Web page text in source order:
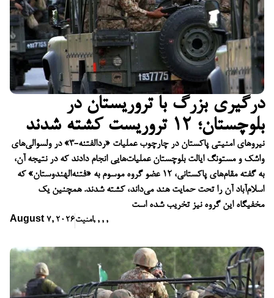
درگیری بزرگ با تروریستان در
بلوچستان؛ ۱۲ تروریست کشته شدند
نیروهای امنیتی پاکستان در چارچوب عملیات «ردالفتنه-۳» در ولسوالی‌های
واشک و مستونگ ایالت بلوچستان عملیات‌هایی انجام دادند که در نتیجه آن،
به گفته مقام‌های پاکستانی، ۱۲ عضو گروه موسوم به «فتنه‌الهندوستان» که
اسلام‌آباد آن را تحت حمایت هند می‌داند، کشته شدند. همچنین یک
مخفیگاه این گروه نیز تخریب شده است
August 7, 2026امنیت, , , ,